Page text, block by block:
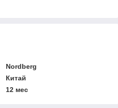
Nordberg
Китай
12 мес